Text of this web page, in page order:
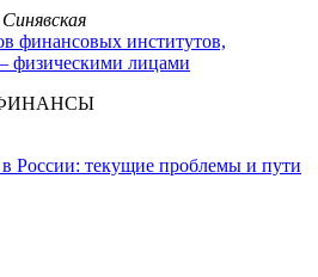
финансовых институтов,
физическими лицами
России: текущие проблемы и пути